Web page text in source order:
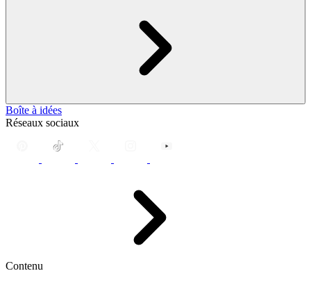
Boîte à idées
Réseaux sociaux
Contenu